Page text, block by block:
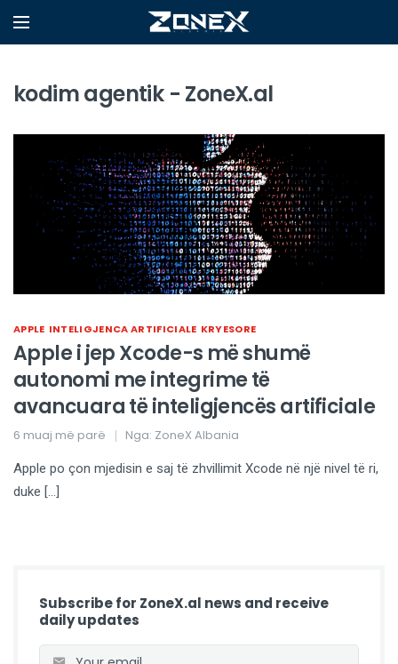
kodim agentik - ZoneX.al
APPLE INTELIGJENCA ARTIFICIALE KRYESORE
Apple i jep Xcode-s më shumë
autonomi me integrime të
avancuara të inteligjencës artificiale
6 muaj më parë Nga: ZoneX Albania
Apple po çon mjedisin e saj të zhvillimit Xcode në një nivel të ri,
duke […]
Subscribe for ZoneX.al news and receive
daily updates